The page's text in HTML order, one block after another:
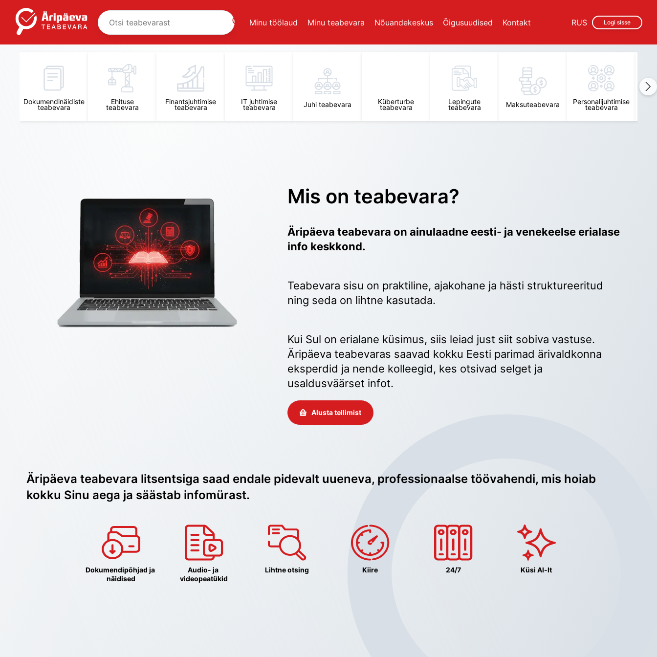
Minu töölaud Minu teabevara Nõuandekeskus Õigusuudised Kontakt Logi sisse
RUS
Dokumendinäidiste
teabevara
Ehituse
teabevara
Finantsjuhtimise
teabevara
IT juhtimise
teabevara Juhi teabevara Küberturbe
teabevara
Lepingute
teabevara Maksuteabevara Personalijuhtimise
teabevara
Mis on teabevara?
Äripäeva teabevara on ainulaadne eesti- ja venekeelse erialase
info keskkond.
Teabevara sisu on praktiline, ajakohane ja hästi struktureeritud
ning seda on lihtne kasutada.
Kui Sul on erialane küsimus, siis leiad just siit sobiva vastuse.
Äripäeva teabevaras saavad kokku Eesti parimad ärivaldkonna
eksperdid ja nende kolleegid, kes otsivad selget ja
usaldusväärset infot.
Alusta tellimist
Äripäeva teabevara litsentsiga saad endale pidevalt uueneva, professionaalse töövahendi, mis hoiab
kokku Sinu aega ja säästab infomürast.
Dokumendipõhjad ja
näidised
Audio- ja
videopeatükid
Lihtne otsing Kiire 24/7 Küsi AI-lt